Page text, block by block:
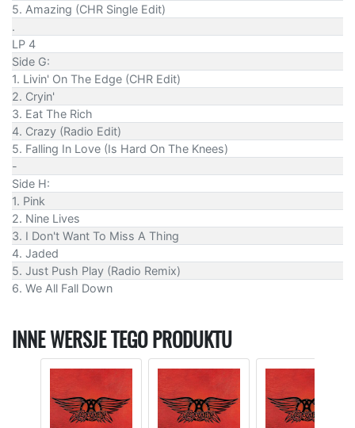
5. Amazing (CHR Single Edit)
.
LP 4
Side G:
1. Livin' On The Edge (CHR Edit)
2. Cryin'
3. Eat The Rich
4. Crazy (Radio Edit)
5. Falling In Love (Is Hard On The Knees)
-
Side H:
1. Pink
2. Nine Lives
3. I Don't Want To Miss A Thing
4. Jaded
5. Just Push Play (Radio Remix)
6. We All Fall Down
INNE WERSJE TEGO PRODUKTU